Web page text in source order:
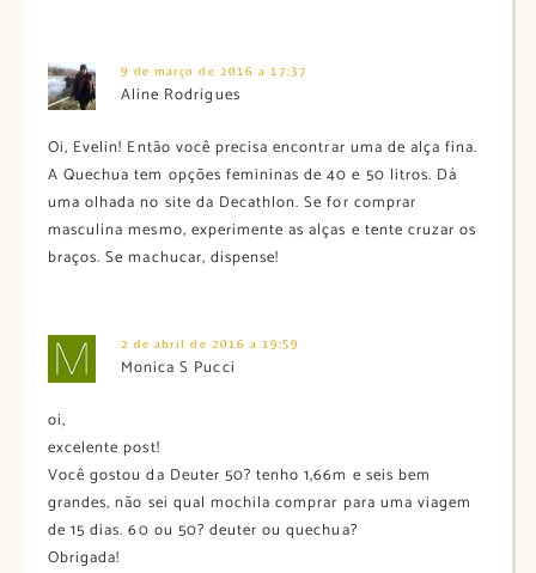
9 de março de 2016 a 17:37
Aline Rodrigues
Oi, Evelin! Então você precisa encontrar uma de alça fina.
A Quechua tem opções femininas de 40 e 50 litros. Dá
uma olhada no site da Decathlon. Se for comprar
masculina mesmo, experimente as alças e tente cruzar os
braços. Se machucar, dispense!
2 de abril de 2016 a 19:59
Monica S Pucci
oi,
excelente post!
Você gostou da Deuter 50? tenho 1,66m e seis bem
grandes, não sei qual mochila comprar para uma viagem
de 15 dias. 60 ou 50? deuter ou quechua?
Obrigada!